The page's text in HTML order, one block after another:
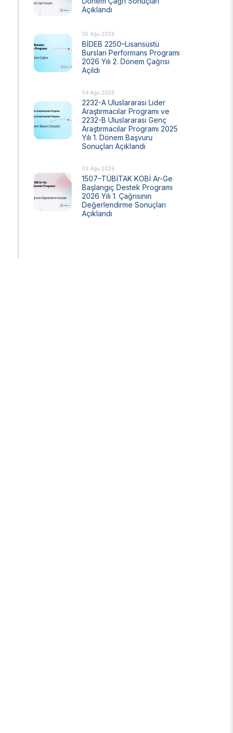
Ulusal Metroloji Enstitüsü (UME)
(UZAY)
Kutup Araştırmaları Enstitüsü (KARE)
Açıklandı
05 Ağu 2026
BİDEB 2250–Lisansüstü
Bursları Performans Programı
2026 Yılı 2. Dönem Çağrısı
Açıldı
04 Ağu 2026
2232-A Uluslararası Lider
Araştırmacılar Programı ve
2232-B Uluslararası Genç
Araştırmacılar Programı 2025
Yılı 1. Dönem Başvuru
Sonuçları Açıklandı
03 Ağu 2026
1507–TÜBİTAK KOBİ Ar-Ge
Başlangıç Destek Programı
2026 Yılı 1. Çağrısının
Değerlendirme Sonuçları
Açıklandı